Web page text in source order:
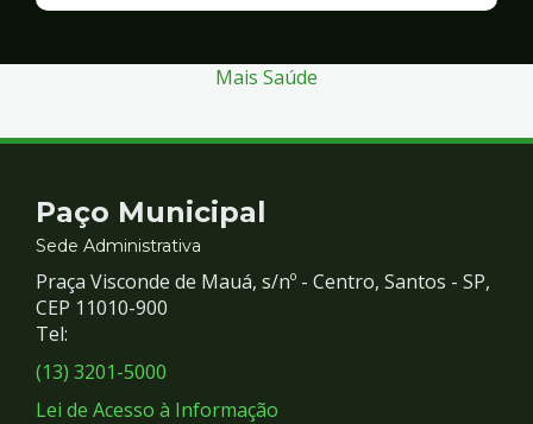
Mais Saúde
Contato
e
Redes
Sociais
Paço Municipal
Sede Administrativa
Praça Visconde de Mauá, s/nº - Centro, Santos - SP,
CEP 11010-900
Tel:
(13) 3201-5000
Lei de Acesso à Informação